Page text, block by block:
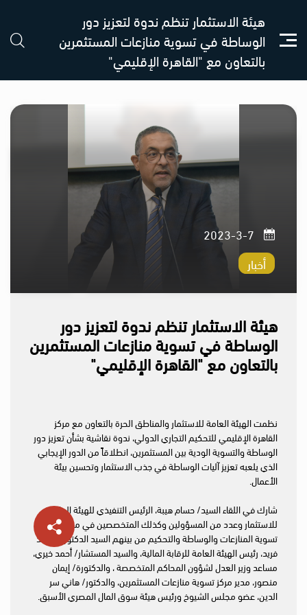
هيئة الاستثمار تنظم ندوة لتعزيز دور
الوساطة في تسوية منازعات المستثمرين
بالتعاون مع "القاهرة الإقليمي"
أخبار
7-3-2023
هيئة الاستثمار تنظم ندوة لتعزيز دور
الوساطة في تسوية منازعات المستثمرين
بالتعاون مع "القاهرة الإقليمي"
نظمت الهيئة العامة للاستثمار والمناطق الحرة بالتعاون مع مركز
القاهرة الإقليمي للتحكيم التجاري الدولي، ندوة نقاشية بشأن تعزيز دور
الوساطة والتسوية الودية بين المستثمرين، انطلاقاً من الدور الإيجابي
الذي يلعبه تعزيز آليات الوساطة في جذب الاستثمار وتحسين بيئة
الأعمال.
شارك في اللقاء السيد/ حسام هيبة، الرئيس التنفيذي للهيئة العامة
للاستثمار وعدد من المسؤولين وكذلك المتخصصين في مجالات
تسوية المنازعات والوساطة والتحكيم من بينهم السيد الدكتور/ محمد
فريد، رئيس الهيئة العامة للرقابة المالية، والسيد المستشار/ أحمد خيري،
مساعد وزير العدل لشؤون المحاكم المتخصصة ، والدكتورة/ إيمان
منصور، مدير مركز تسوية منازعات المستثمرين، والدكتور/ هاني سر
الدين، عضو مجلس الشيوخ ورئيس هيئة سوق المال المصري الأسبق.